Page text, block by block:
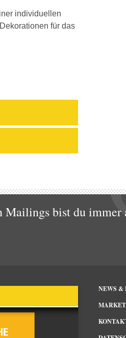
individuellen
für das
Mailings bist du
NEWS &